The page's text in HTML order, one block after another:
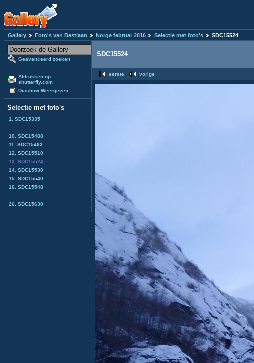
Gallery Foto's van Bastiaan Norge februar 2016 Selectie met foto's SDC15524
Geavanceerd zoeken
Afdrukken op
shutterfly.com
Diashow Weergeven
Selectie met foto's
1. SDC15335
10. SDC15488
11. SDC15493
12. SDC15510
13. SDC15524
14. SDC15530
15. SDC15540
16. SDC15548
26. SDC15630
SDC15524
eerste vorige